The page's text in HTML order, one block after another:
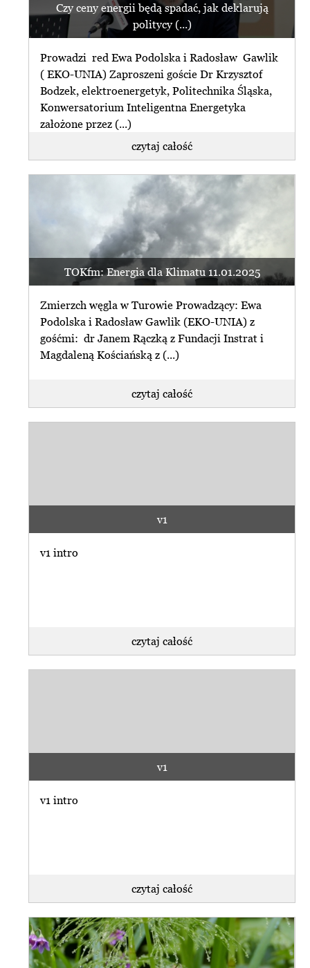
Czy ceny energii będą spadać, jak deklarują
politycy (...)
Prowadzi red Ewa Podolska i Radosław Gawlik
( EKO-UNIA) Zaproszeni goście Dr Krzysztof
Bodzek, elektroenergetyk, Politechnika Śląska,
Konwersatorium Inteligentna Energetyka
założone przez (...)
czytaj całość
TOKfm: Energia dla Klimatu 11.01.2025
Zmierzch węgla w Turowie Prowadzący: Ewa
Podolska i Radosław Gawlik (EKO-UNIA) z
gośćmi: dr Janem Rączką z Fundacji Instrat i
Magdaleną Kościańską z (...)
czytaj całość
v1
v1 intro
czytaj całość
v1
v1 intro
czytaj całość